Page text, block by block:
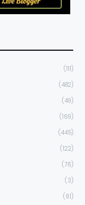
(111)
(482)
(49)
(169)
(445)
(122)
(76)
(3)
(61)